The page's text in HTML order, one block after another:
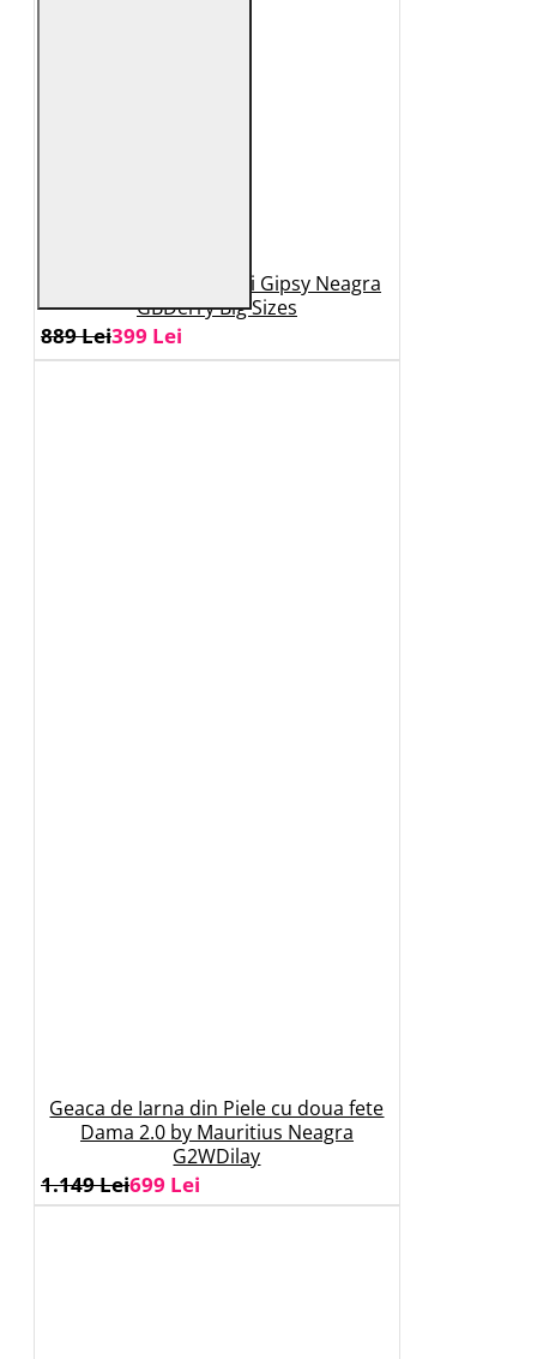
Geaca de Piele Barbati Gipsy Neagra
GBDerry Big Sizes
399 Lei
889 Lei
Geaca de Iarna din Piele cu doua fete
Dama 2.0 by Mauritius Neagra
G2WDilay
699 Lei
1.149 Lei